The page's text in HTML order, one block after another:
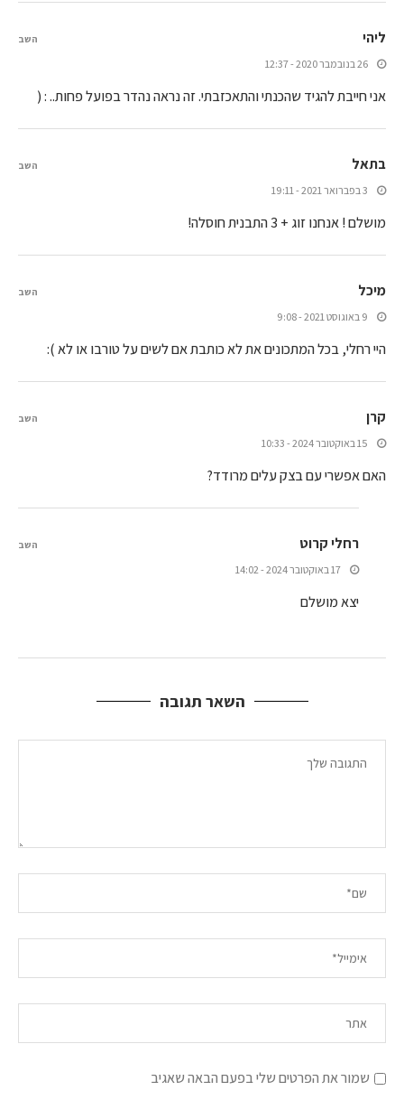
ליהי
26 בנובמבר 2020 - 12:37
אני חייבת להגיד שהכנתי והתאכזבתי. זה נראה נהדר בפועל פחות.. : (
השב
בתאל
3 בפברואר 2021 - 19:11
מושלם ! אנחנו זוג + 3 התבנית חוסלה!
השב
מיכל
9 באוגוסט 2021 - 9:08
היי רחלי, בכל המתכונים את לא כותבת אם לשים על טורבו או לא ):
השב
קרן
15 באוקטובר 2024 - 10:33
האם אפשרי עם בצק עלים מרודד?
השב
רחלי קרוט
17 באוקטובר 2024 - 14:02
יצא מושלם
השב
השאר תגובה
שמור את הפרטים שלי בפעם הבאה שאגיב